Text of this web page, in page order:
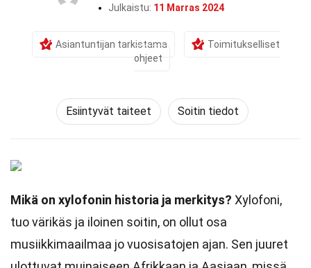
Julkaistu: 11 Marras 2024
Asiantuntijan tarkistama
Toimitukselliset
ohjeet
Esiintyvät taiteet Soitin tiedot
Mikä on xylofonin historia ja merkitys? Xylofoni,
tuo värikäs ja iloinen soitin, on ollut osa
musiikkimaailmaa jo vuosisatojen ajan. Sen juuret